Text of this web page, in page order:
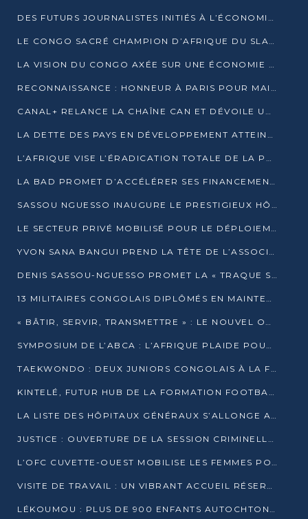
DES FUTURS JOURNALISTES INITIÉS À L’ÉCONOMIE BLEUE DURABLE
LE CONGO SACRÉ CHAMPION D’AFRIQUE DU SLAM 2025
LA VISION DU CONGO AXÉE SUR UNE ÉCONOMIE BAS CARBONE AU RENDEZ-VOUS DE MONACO 2025
RECONNAISSANCE : HONNEUR À PARIS POUR MAIXENT RAOUL OMINGA
CANAL+ RELANCE LA CHAÎNE CAN ET DÉVOILE UNE OFFRE EXCEPTIONNELLE POUR DÉCEMBRE
LA DETTE DES PAYS EN DÉVELOPPEMENT ATTEINT UN SOMMET HISTORIQUE ENTRE 2022 ET 2024
L’AFRIQUE VISE L’ÉRADICATION TOTALE DE LA POLIOMYÉLITE D’ICI 2026
LA BAD PROMET D’ACCÉLÉRER SES FINANCEMENTS AVEC LE MINISTÈRE DE L’ASSAINISSEMENT
SASSOU NGUESSO INAUGURE LE PRESTIGIEUX HÔTEL KEMPINSKI BRAZZAVILLE
LE SECTEUR PRIVÉ MOBILISÉ POUR LE DÉPLOIEMENT DE 19 MINI-CENTRALES SOLAIRES
YVON SANA BANGUI PREND LA TÊTE DE L’ASSOCIATION DES BANQUES CENTRALES AFRICAINES
DENIS SASSOU-NGUESSO PROMET LA « TRAQUE SANS RELÂCHE » DU GRAND BANDITISME
13 MILITAIRES CONGOLAIS DIPLÔMÉS EN MAINTENANCE INDUSTRIELLE APRÈS TROIS ANS DE FORMATION À L’UNIVERSITÉ MARIEN-NGOUABI
« BÂTIR, SERVIR, TRANSMETTRE » : LE NOUVEL OUVRAGE QUI INTERPELLE LES COLLECTIVITÉS
SYMPOSIUM DE L’ABCA : L’AFRIQUE PLAIDE POUR UN FINANCEMENT CLIMATIQUE ÉQUITABLE
TAEKWONDO : DEUX JUNIORS CONGOLAIS À LA FINALE D’OPEN SYRIES 2025 À ABIDJAN
KINTELÉ, FUTUR HUB DE LA FORMATION FOOTBALLISTIQUE AFRICAINE ?
LA LISTE DES HÔPITAUX GÉNÉRAUX S’ALLONGE AU CONGO
JUSTICE : OUVERTURE DE LA SESSION CRIMINELLE À BRAZZAVILLE AVEC 52 DOSSIERS AU RÔLE
L’OFC CUVETTE-OUEST MOBILISE LES FEMMES POUR ACCUEILLIR LE PRÉSIDENT DE LA RÉPUBLIQUE
VISITE DE TRAVAIL : UN VIBRANT ACCUEIL RÉSERVÉ À DENIS SASSOU-N’GUESSO PAR L’ASSOCIATION « LES AMIS DE WOMO »
LÉKOUMOU : PLUS DE 900 ENFANTS AUTOCHTONES REÇOIVENT DES KITS SCOLAIRES GRÂCE À L’ESPACE OPOKO